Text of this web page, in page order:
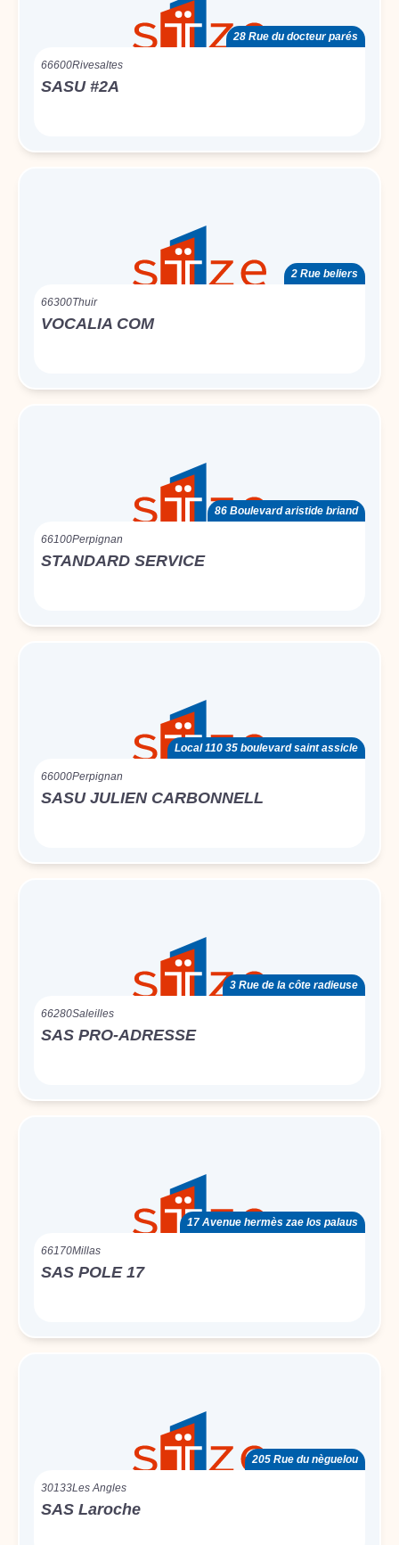
28 Rue du docteur parés
66600Rivesaltes
SASU #2A
2 Rue beliers
66300Thuir
VOCALIA COM
86 Boulevard aristide briand
66100Perpignan
STANDARD SERVICE
Local 110 35 boulevard saint assicle
66000Perpignan
SASU JULIEN CARBONNELL
3 Rue de la côte radieuse
66280Saleilles
SAS PRO-ADRESSE
17 Avenue hermès zae los palaus
66170Millas
SAS POLE 17
205 Rue du nèguelou
30133Les Angles
SAS Laroche